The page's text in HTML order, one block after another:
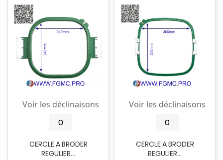
Voir les déclinaisons
CERCLE A BRODER
REGULIER...
Voir les déclinaisons
CERCLE A BRODER
REGULIER...